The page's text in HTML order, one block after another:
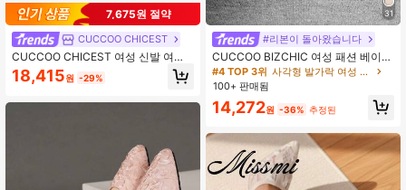
7,675원 절약
CUCCOO CHICEST
CUCCOO CHICEST 여성 신발 여름
신상 클로즈드 토 샌들 여성용 스위트
하이힐 패션 자수 하이힐 슈즈
18,415원 -29%
31
#리본이 돌아왔습니다
CUCCOO BIZCHIC 여성 패션 베이지
클래식 보우 백스트랩 플랫 슈즈, 출퇴
근, 데이트, 파티, 휴일, 캐주얼 두꺼운
굽 백스트랩 펌프스 크리스마스 봄 신
발용
#4 TOP 3위
사각형 발가락 여성 펌프
100+ 판매됨
14,272원 -36% 추정된